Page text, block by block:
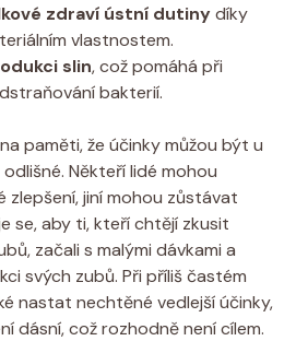
zdraví ústní dutinydíky
vlastnostem.
slin, což pomáhá při
bakterií.
paměti, že účinky můžou být u
Někteří lidé mohou
zlepšení, jiní mohou zůstávat
se, aby ti, kteří chtějí zkusit
začali s malými dávkami a
svých zubů. Při příliš častém
nastat nechtěné vedlejší účinky,
dásní, což rozhodně není cílem.